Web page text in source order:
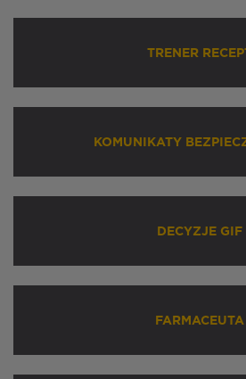
TRENER
KOMUNIKATY
DECYZJE GIF
FARMACEUTA